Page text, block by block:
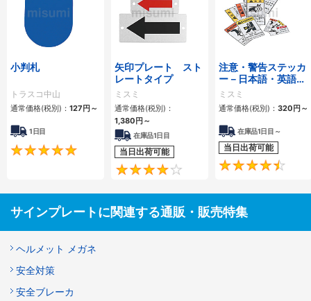
小判札
トラスコ中山
通常価格(税別)： 127円 ～
1日目
5
矢印プレート スト
レートタイプ
ミスミ
通常価格(税別)：
1,380円 ～
在庫品1日目
当日出荷可能
4.3
注意・警告ステッカ
ー－日本語・英語・
中国語－
ミスミ
通常価格(税別)： 320円 ～
在庫品1日目～
当日出荷可能
サインプレートに関連する通販・販売特集
ヘルメット メガネ
安全対策
安全ブレーカ